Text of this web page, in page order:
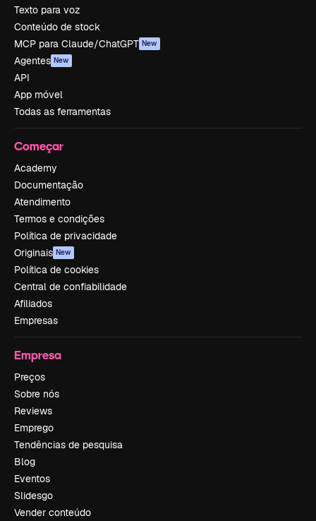
Texto para voz
Conteúdo de stock
MCP para Claude/ChatGPT New
Agentes New
API
App móvel
Todas as ferramentas
Começar
Academy
Documentação
Atendimento
Termos e condições
Política de privacidade
Originais New
Política de cookies
Central de confiabilidade
Afiliados
Empresas
Empresa
Preços
Sobre nós
Reviews
Emprego
Tendências de pesquisa
Blog
Eventos
Slidesgo
Vender conteúdo